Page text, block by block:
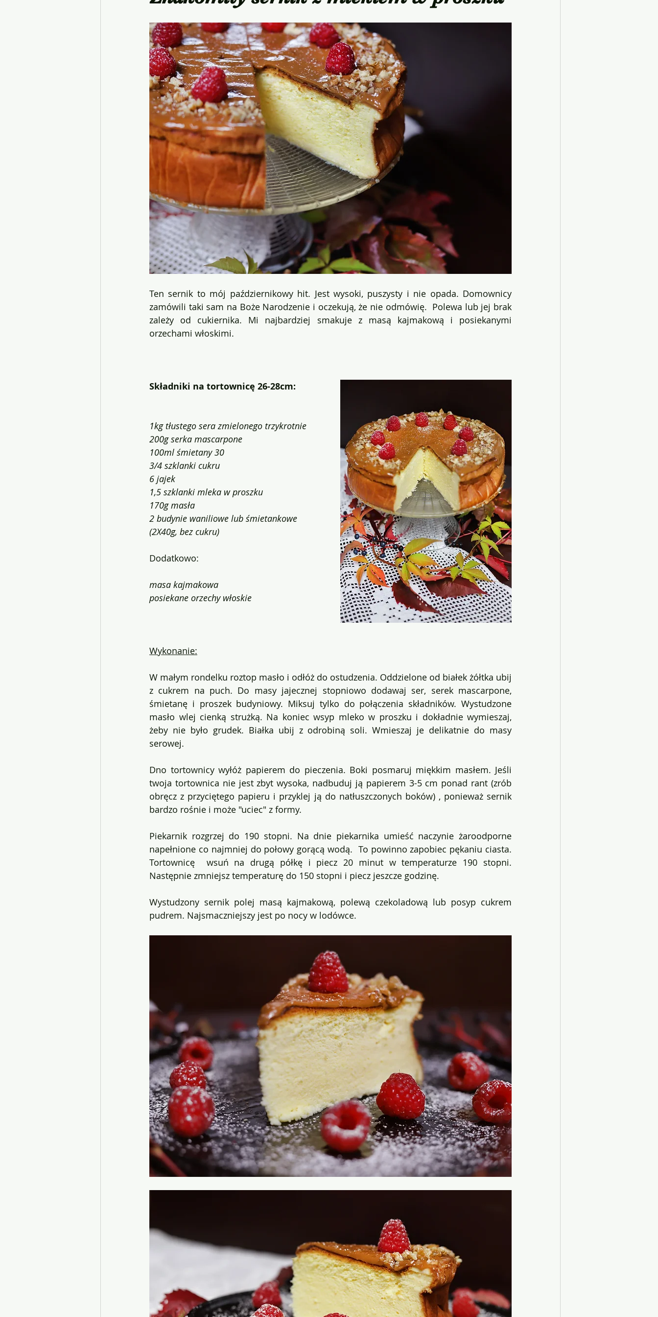
Ten sernik to mój październikowy hit. Jest wysoki, puszysty i nie opada. Domownicy
zamówili taki sam na Boże Narodzenie i oczekują, że nie odmówię.  Polewa lub jej brak
zależy od cukiernika. Mi najbardziej smakuje z masą kajmakową i posiekanymi
orzechami włoskimi.
Składniki na tortownicę 26-28cm:
1kg tłustego sera zmielonego trzykrotnie
200g serka mascarpone
100ml śmietany 30
3/4 szklanki cukru
6 jajek
1,5 szklanki mleka w proszku
170g masła
2 budynie waniliowe lub śmietankowe
(2X40g, bez cukru)
Dodatkowo:
masa kajmakowa
posiekane orzechy włoskie
Wykonanie:
W małym rondelku roztop masło i odłóż do ostudzenia. Oddzielone od białek żółtka ubij
z cukrem na puch. Do masy jajecznej stopniowo dodawaj ser, serek mascarpone,
śmietanę i proszek budyniowy. Miksuj tylko do połączenia składników. Wystudzone
masło wlej cienką strużką. Na koniec wsyp mleko w proszku i dokładnie wymieszaj,
żeby nie było grudek. Białka ubij z odrobiną soli. Wmieszaj je delikatnie do masy
serowej.
Dno tortownicy wyłóż papierem do pieczenia. Boki posmaruj miękkim masłem. Jeśli
twoja tortownica nie jest zbyt wysoka, nadbuduj ją papierem 3-5 cm ponad rant (zrób
obręcz z przyciętego papieru i przyklej ją do natłuszczonych boków) , ponieważ sernik
bardzo rośnie i może "uciec" z formy.
Piekarnik rozgrzej do 190 stopni. Na dnie piekarnika umieść naczynie żaroodporne
napełnione co najmniej do połowy gorącą wodą.  To powinno zapobiec pękaniu ciasta.
Tortownicę  wsuń na drugą półkę i piecz 20 minut w temperaturze 190 stopni.
Następnie zmniejsz temperaturę do 150 stopni i piecz jeszcze godzinę.
Wystudzony sernik polej masą kajmakową, polewą czekoladową lub posyp cukrem
pudrem. Najsmaczniejszy jest po nocy w lodówce.